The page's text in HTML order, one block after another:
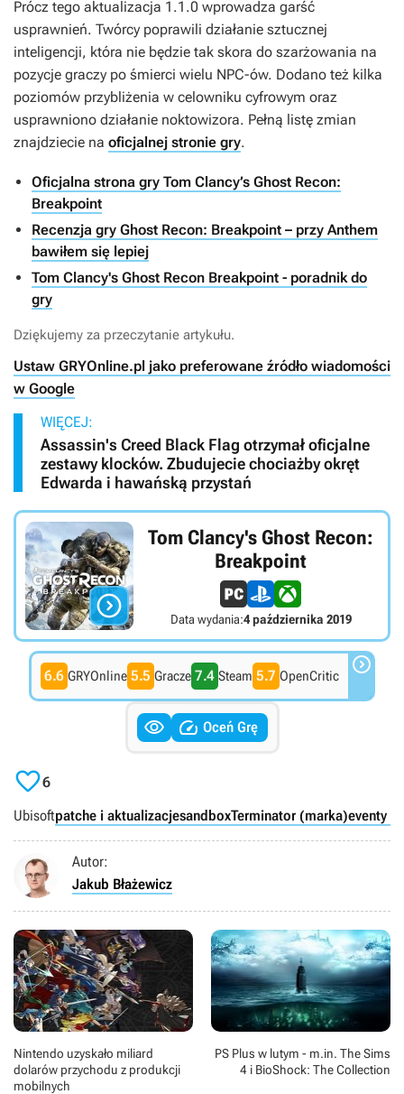
Prócz tego aktualizacja 1.1.0 wprowadza garść
usprawnień. Twórcy poprawili działanie sztucznej
inteligencji, która nie będzie tak skora do szarżowania na
pozycje graczy po śmierci wielu NPC-ów. Dodano też kilka
poziomów przybliżenia w celowniku cyfrowym oraz
usprawniono działanie noktowizora. Pełną listę zmian
znajdziecie na oficjalnej stronie gry.
Oficjalna strona gry Tom Clancy’s Ghost Recon:
Breakpoint
Recenzja gry Ghost Recon: Breakpoint – przy Anthem
bawiłem się lepiej
Tom Clancy's Ghost Recon Breakpoint - poradnik do
gry
Dziękujemy za przeczytanie artykułu.
Ustaw GRYOnline.pl jako preferowane źródło wiadomości
w Google
WIĘCEJ:
Assassin's Creed Black Flag otrzymał oficjalne
zestawy klocków. Zbudujecie chociażby okręt
Edwarda i hawańską przystań

Tom Clancy's Ghost Recon:
Breakpoint
Data wydania:4 października 2019
6.6 GRYOnline 5.5 Gracze 7.4 Steam 5.7 OpenCritic 
  Oceń Grę
6
Ubisoftpatche i aktualizacjesandboxTerminator (marka)eventy
Autor:
Jakub Błażewicz
Nintendo uzyskało miliard
dolarów przychodu z produkcji
mobilnych
PS Plus w lutym - m.in. The Sims
4 i BioShock: The Collection